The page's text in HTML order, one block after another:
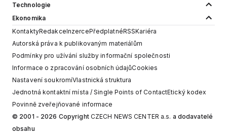
Technologie
Ekonomika
KontaktyRedakceInzercePředplatnéRSSKariéra
Autorská práva k publikovaným materiálům
Podmínky pro užívání služby informační společnosti
Informace o zpracování osobních údajůCookies
Nastavení soukromíVlastnická struktura
Jednotná kontaktní místa / Single Points of ContactEtický kodex
Povinně zveřejňované informace
© 2001 - 2026 Copyright CZECH NEWS CENTER a.s. a dodavatelé
obsahu